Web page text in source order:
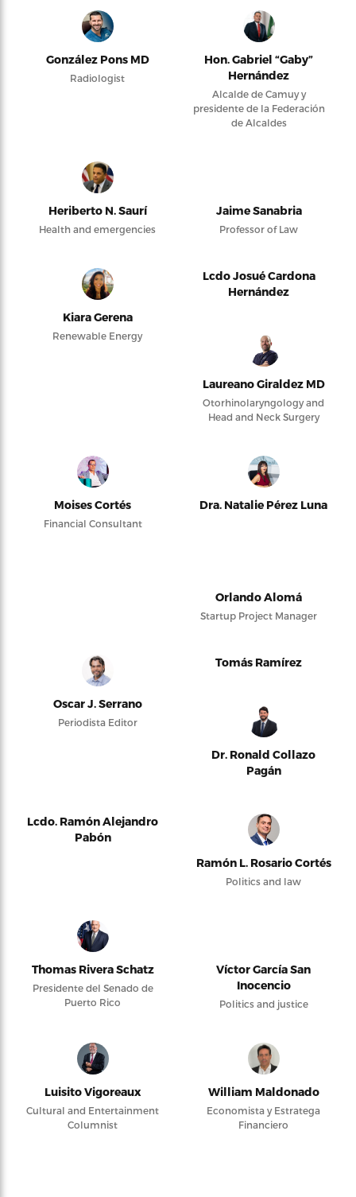
González Pons MD
Radiologist
Hon. Gabriel “Gaby”
Hernández
Alcalde de Camuy y
presidente de la Federación
de Alcaldes
Heriberto N. Saurí
Health and emergencies
Jaime Sanabria
Professor of Law
Kiara Gerena
Renewable Energy
Lcdo Josué Cardona
Hernández
Laureano Giraldez MD
Otorhinolaryngology and
Head and Neck Surgery
Moises Cortés
Financial Consultant
Dra. Natalie Pérez Luna
Orlando Alomá
Startup Project Manager
Oscar J. Serrano
Periodista Editor
Tomás Ramírez
Dr. Ronald Collazo
Pagán
Lcdo. Ramón Alejandro
Pabón
Ramón L. Rosario Cortés
Politics and law
Thomas Rivera Schatz
Presidente del Senado de
Puerto Rico
Víctor García San
Inocencio
Politics and justice
Luisito Vigoreaux
Cultural and Entertainment
Columnist
William Maldonado
Economista y Estratega
Financiero